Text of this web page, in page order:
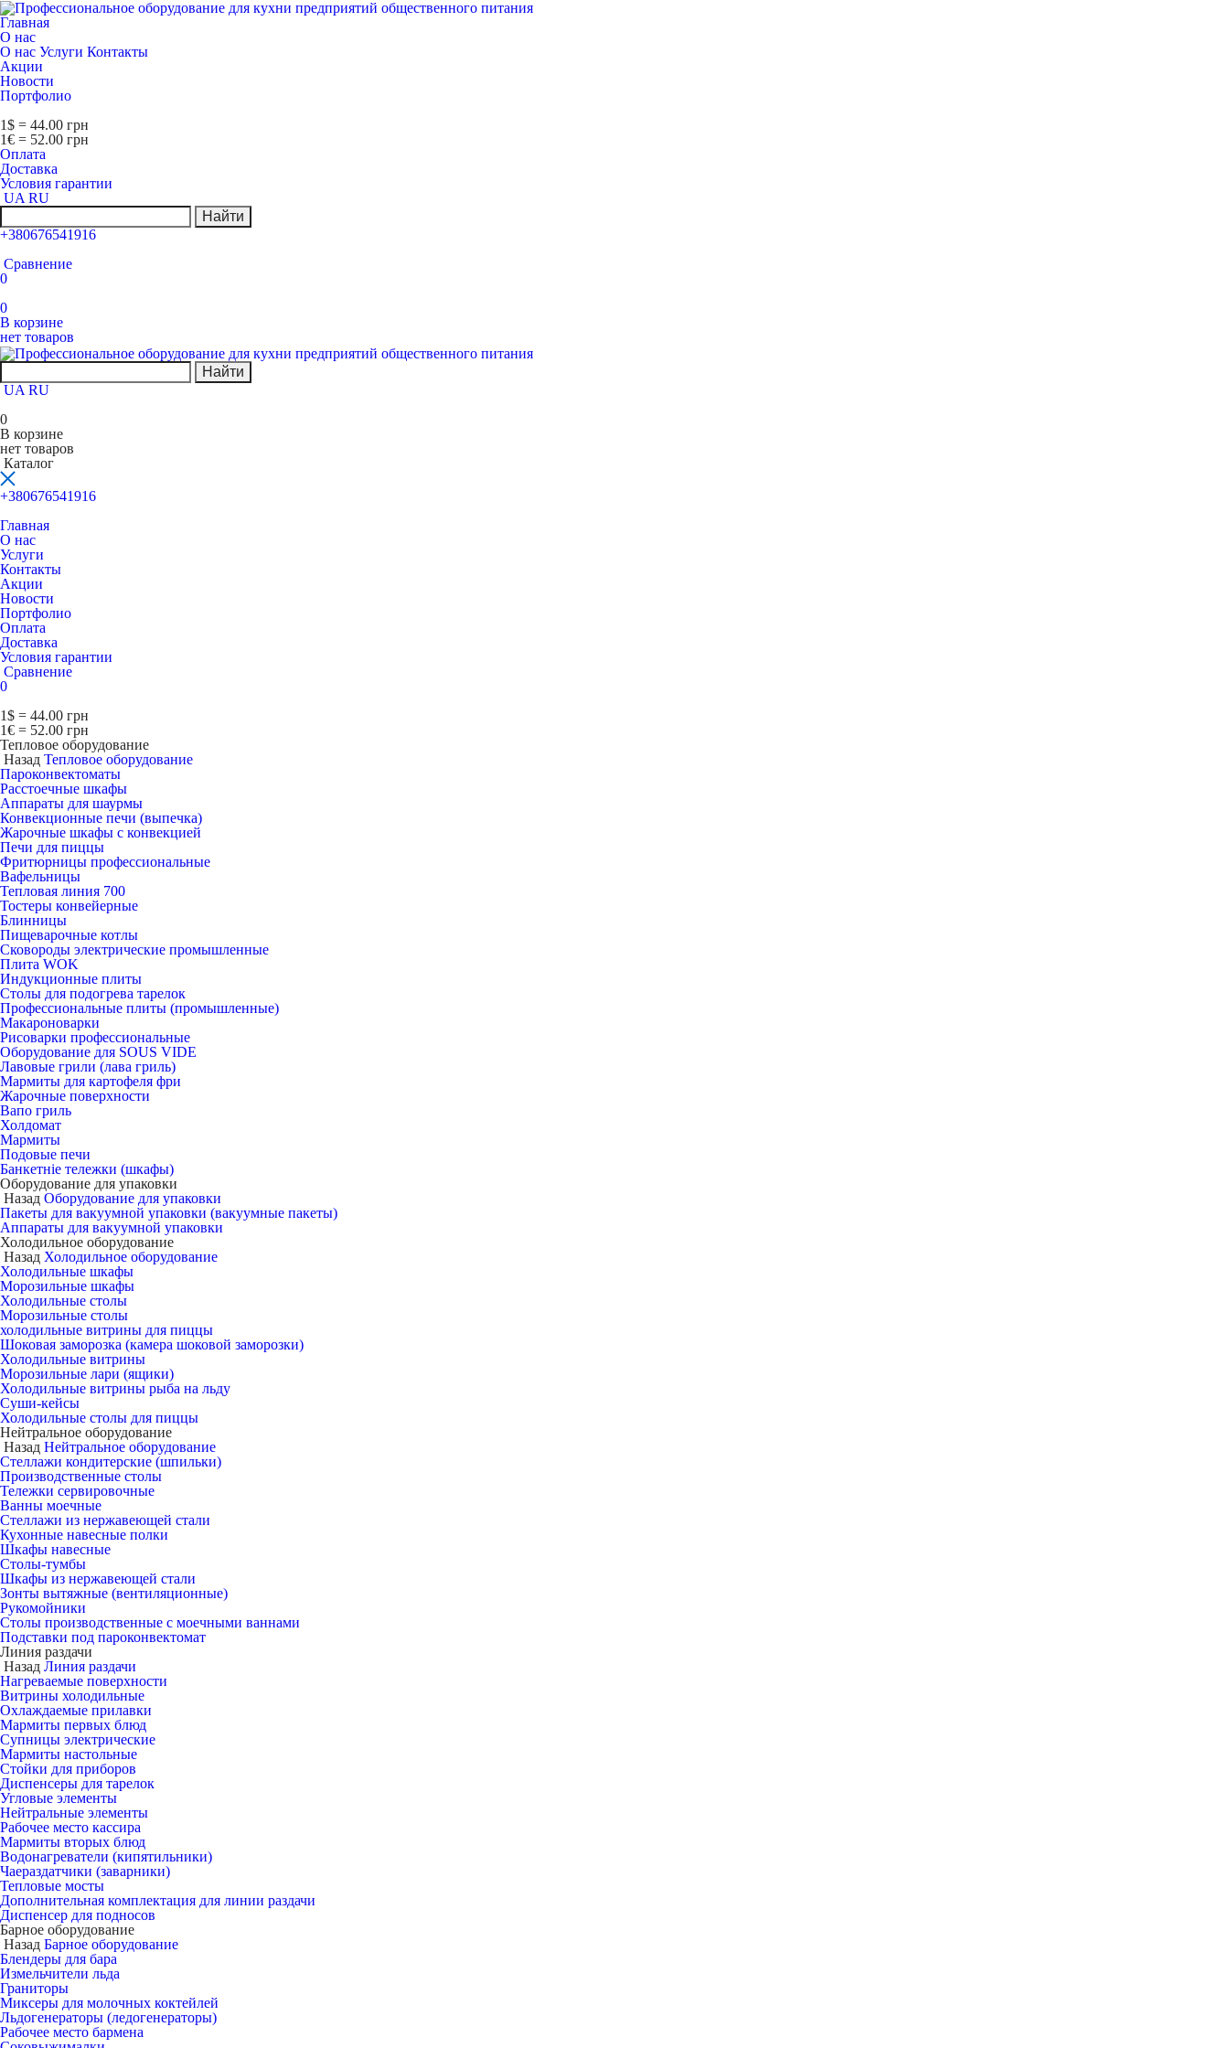
Главная
О нас
О нас Услуги Контакты
Акции
Новости
Портфолио
1$ = 44.00 грн
1€ = 52.00 грн
Оплата
Доставка
Условия гарантии
UA RU
Найти
+380676541916
Сравнение
0
0
В корзине
нет товаров
Найти
UA RU
0
В корзине
нет товаров
Каталог
+380676541916
Главная
О нас
Услуги
Контакты
Акции
Новости
Портфолио
Оплата
Доставка
Условия гарантии
Сравнение
0
1$ = 44.00 грн
1€ = 52.00 грн
Тепловое оборудование
Назад Тепловое оборудование
Пароконвектоматы
Расcтоечные шкафы
Аппараты для шаурмы
Конвекционные печи (выпечка)
Жарочные шкафы с конвекцией
Печи для пиццы
Фритюрницы профессиональные
Вафельницы
Тепловая линия 700
Тостеры конвейерные
Блинницы
Пищеварочные котлы
Сковороды электрические промышленные
Плита WOK
Индукционные плиты
Столы для подогрева тарелок
Профессиональные плиты (промышленные)
Макароноварки
Рисоварки профессиональные
Оборудование для SOUS VIDE
Лавовые грили (лава гриль)
Мармиты для картофеля фри
Жарочные поверхности
Вапо гриль
Холдомат
Мармиты
Подовые печи
Банкетніе тележки (шкафы)
Оборудование для упаковки
Назад Оборудование для упаковки
Пакеты для вакуумной упаковки (вакуумные пакеты)
Аппараты для вакуумной упаковки
Холодильное оборудование
Назад Холодильное оборудование
Холодильные шкафы
Морозильные шкафы
Холодильные столы
Морозильные столы
холодильные витрины для пиццы
Шоковая заморозка (камера шоковой заморозки)
Холодильные витрины
Морозильные лари (ящики)
Холодильные витрины рыба на льду
Суши-кейсы
Холодильные столы для пиццы
Нейтральное оборудование
Назад Нейтральное оборудование
Стеллажи кондитерские (шпильки)
Производственные столы
Тележки сервировочные
Ванны моечные
Стеллажи из нержавеющей стали
Кухонные навесные полки
Шкафы навесные
Столы-тумбы
Шкафы из нержавеющей стали
Зонты вытяжные (вентиляционные)
Рукомойники
Столы производственные с моечными ваннами
Подставки под пароконвектомат
Линия раздачи
Назад Линия раздачи
Нагреваемые поверхности
Витрины холодильные
Охлаждаемые прилавки
Мармиты первых блюд
Супницы электрические
Мармиты настольные
Стойки для приборов
Диспенсеры для тарелок
Угловые элементы
Нейтральные элементы
Рабочее место кассира
Мармиты вторых блюд
Водонагреватели (кипятильники)
Чаераздатчики (заварники)
Тепловые мосты
Дополнительная комплектация для линии раздачи
Диспенсер для подносов
Барное оборудование
Назад Барное оборудование
Блендеры для бара
Измельчители льда
Граниторы
Миксеры для молочных коктейлей
Льдогенераторы (ледогенераторы)
Рабочее место бармена